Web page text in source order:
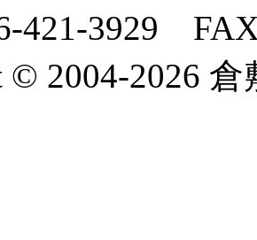
421-3929
© 2004-2026 倉